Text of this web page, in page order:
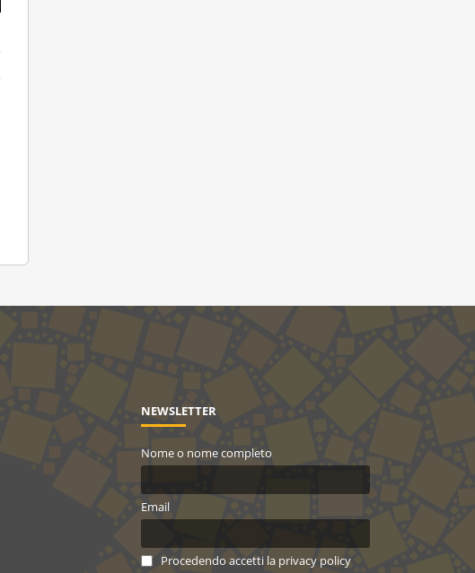
NEWSLETTER
Nome o nome completo
Email
Procedendo accetti la privacy policy